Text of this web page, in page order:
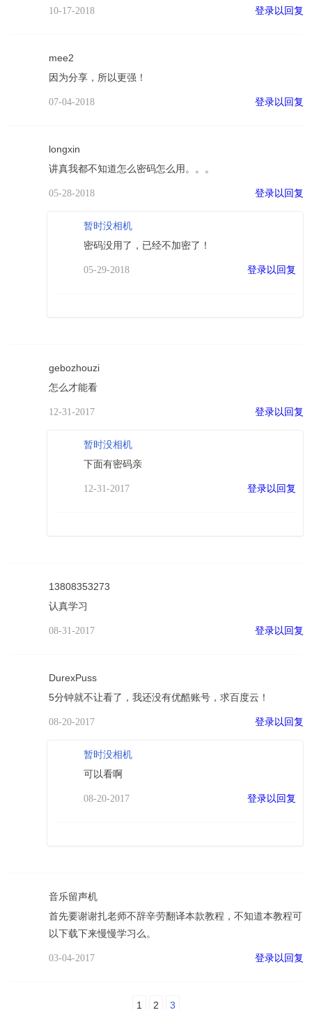
10-17-2018 登录以回复
mee2
因为分享，所以更强！
07-04-2018 登录以回复
longxin
讲真我都不知道怎么密码怎么用。。。
05-28-2018 登录以回复
暂时没相机
密码没用了，已经不加密了！
05-29-2018 登录以回复
gebozhouzi
怎么才能看
12-31-2017 登录以回复
暂时没相机
下面有密码亲
12-31-2017 登录以回复
13808353273
认真学习
08-31-2017 登录以回复
DurexPuss
5分钟就不让看了，我还没有优酷账号，求百度云！
08-20-2017 登录以回复
暂时没相机
可以看啊
08-20-2017 登录以回复
音乐留声机
首先要谢谢扎老师不辞辛劳翻译本款教程，不知道本教程可
以下载下来慢慢学习么。
03-04-2017 登录以回复
1 2 3